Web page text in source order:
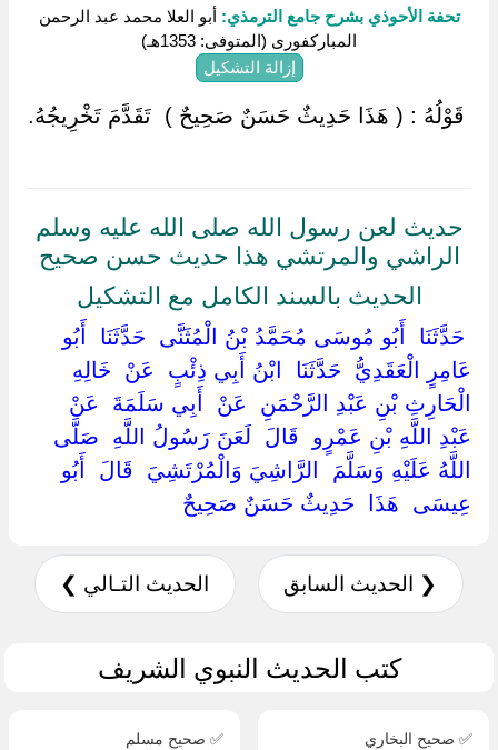
تحفة الأحوذي بشرح جامع الترمذي: أبو العلا محمد عبد الرحمن
المباركفورى (المتوفى: 1353هـ)
إزالة التشكيل
‏ ‏قَوْلُهُ : ( هَذَا حَدِيثٌ حَسَنٌ صَحِيحٌ ) ‏ ‏تَقَدَّمَ تَخْرِيجُهُ.
حديث لعن رسول الله صلى الله عليه وسلم
الراشي والمرتشي هذا حديث حسن صحيح
الحديث بالسند الكامل مع التشكيل
‏ ‏حَدَّثَنَا ‏ ‏أَبُو مُوسَى مُحَمَّدُ بْنُ الْمُثَنَّى ‏ ‏حَدَّثَنَا ‏ ‏أَبُو
عَامِرٍ الْعَقَدِيُّ ‏ ‏حَدَّثَنَا ‏ ‏ابْنُ أَبِي ذِئْبٍ ‏ ‏عَنْ ‏ ‏خَالِهِ ‏
‏الْحَارِثِ بْنِ عَبْدِ الرَّحْمَنِ ‏ ‏عَنْ ‏ ‏أَبِي سَلَمَةَ ‏ ‏عَنْ ‏
‏عَبْدِ اللَّهِ بْنِ عَمْرٍو ‏ ‏قَالَ ‏ ‏لَعَنَ رَسُولُ اللَّهِ ‏ ‏صَلَّى
اللَّهُ عَلَيْهِ وَسَلَّمَ ‏ ‏الرَّاشِيَ وَالْمُرْتَشِيَ ‏ ‏قَالَ ‏ ‏أَبُو
عِيسَى ‏ ‏هَذَا ‏ ‏حَدِيثٌ حَسَنٌ صَحِيحٌ ‏
❮ الحديث السابق الحديث التـالي ❯
كتب الحديث النبوي الشريف
✅ صحيح البخاري ✅ صحيح مسلم